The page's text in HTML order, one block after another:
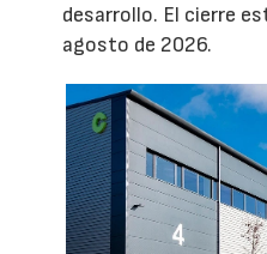
desarrollo. El cierre
agosto de 2026.